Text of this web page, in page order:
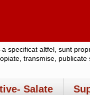
specificat altfel, sunt
transmise,
Salate